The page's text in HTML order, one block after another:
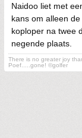
Naidoo liet met
kans om alleen
koploper na twee
negende plaats.
There is no greater joy
Poef.....gone! ©golfer